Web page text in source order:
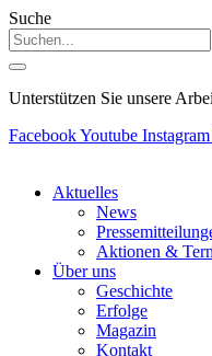
Suche
Unterstützen Sie unsere
FacebookYoutube Instagram
Aktuelles
News
Aktionen &
Über uns
Geschichte
Erfolge
Magazin
Kontakt